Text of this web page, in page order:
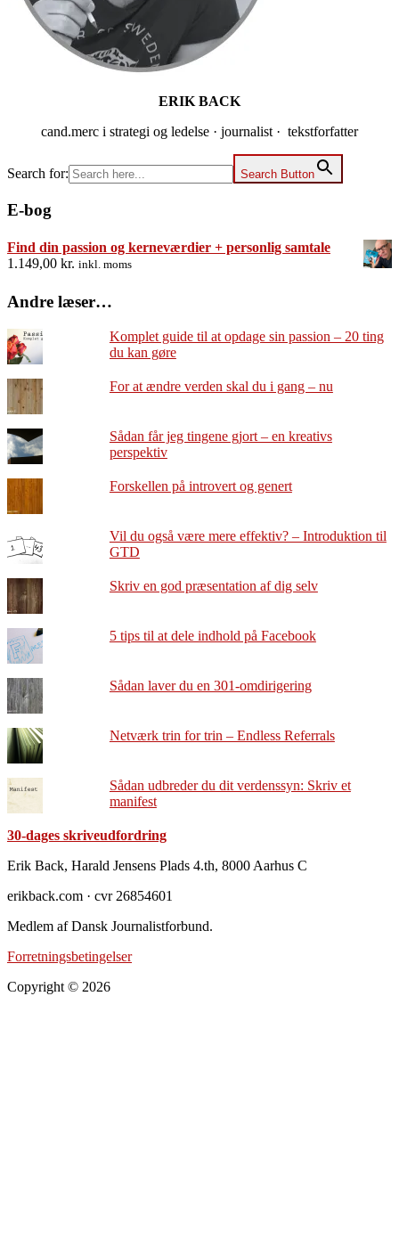
ERIK BACK
cand.merc i strategi og ledelse · journalist · tekstforfatter
Search for: Search Button
E-bog
Find din passion og kerneværdier + personlig samtale
1.149,00 kr. inkl. moms
Andre læser…
Komplet guide til at opdage sin passion – 20 ting
du kan gøre
For at ændre verden skal du i gang – nu
Sådan får jeg tingene gjort – en kreativs
perspektiv
Forskellen på introvert og genert
Vil du også være mere effektiv? – Introduktion til
GTD
Skriv en god præsentation af dig selv
5 tips til at dele indhold på Facebook
Sådan laver du en 301-omdirigering
Netværk trin for trin – Endless Referrals
Sådan udbreder du dit verdenssyn: Skriv et
manifest
30-dages skriveudfordring
Footer
Erik Back, Harald Jensens Plads 4.th, 8000 Aarhus C
erikback.com · cvr 26854601
Medlem af Dansk Journalistforbund.
Forretningsbetingelser
Copyright © 2026